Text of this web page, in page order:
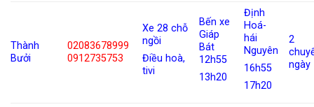
Thành
Bưởi
02083678999
0912735753
Xe 28 chỗ
ngồi
Điều hoà,
tivi
Bến xe
Giáp
Bát
12h55
13h20
Định
Hoá-
hái
Nguyên
16h55
17h20
2
ngày